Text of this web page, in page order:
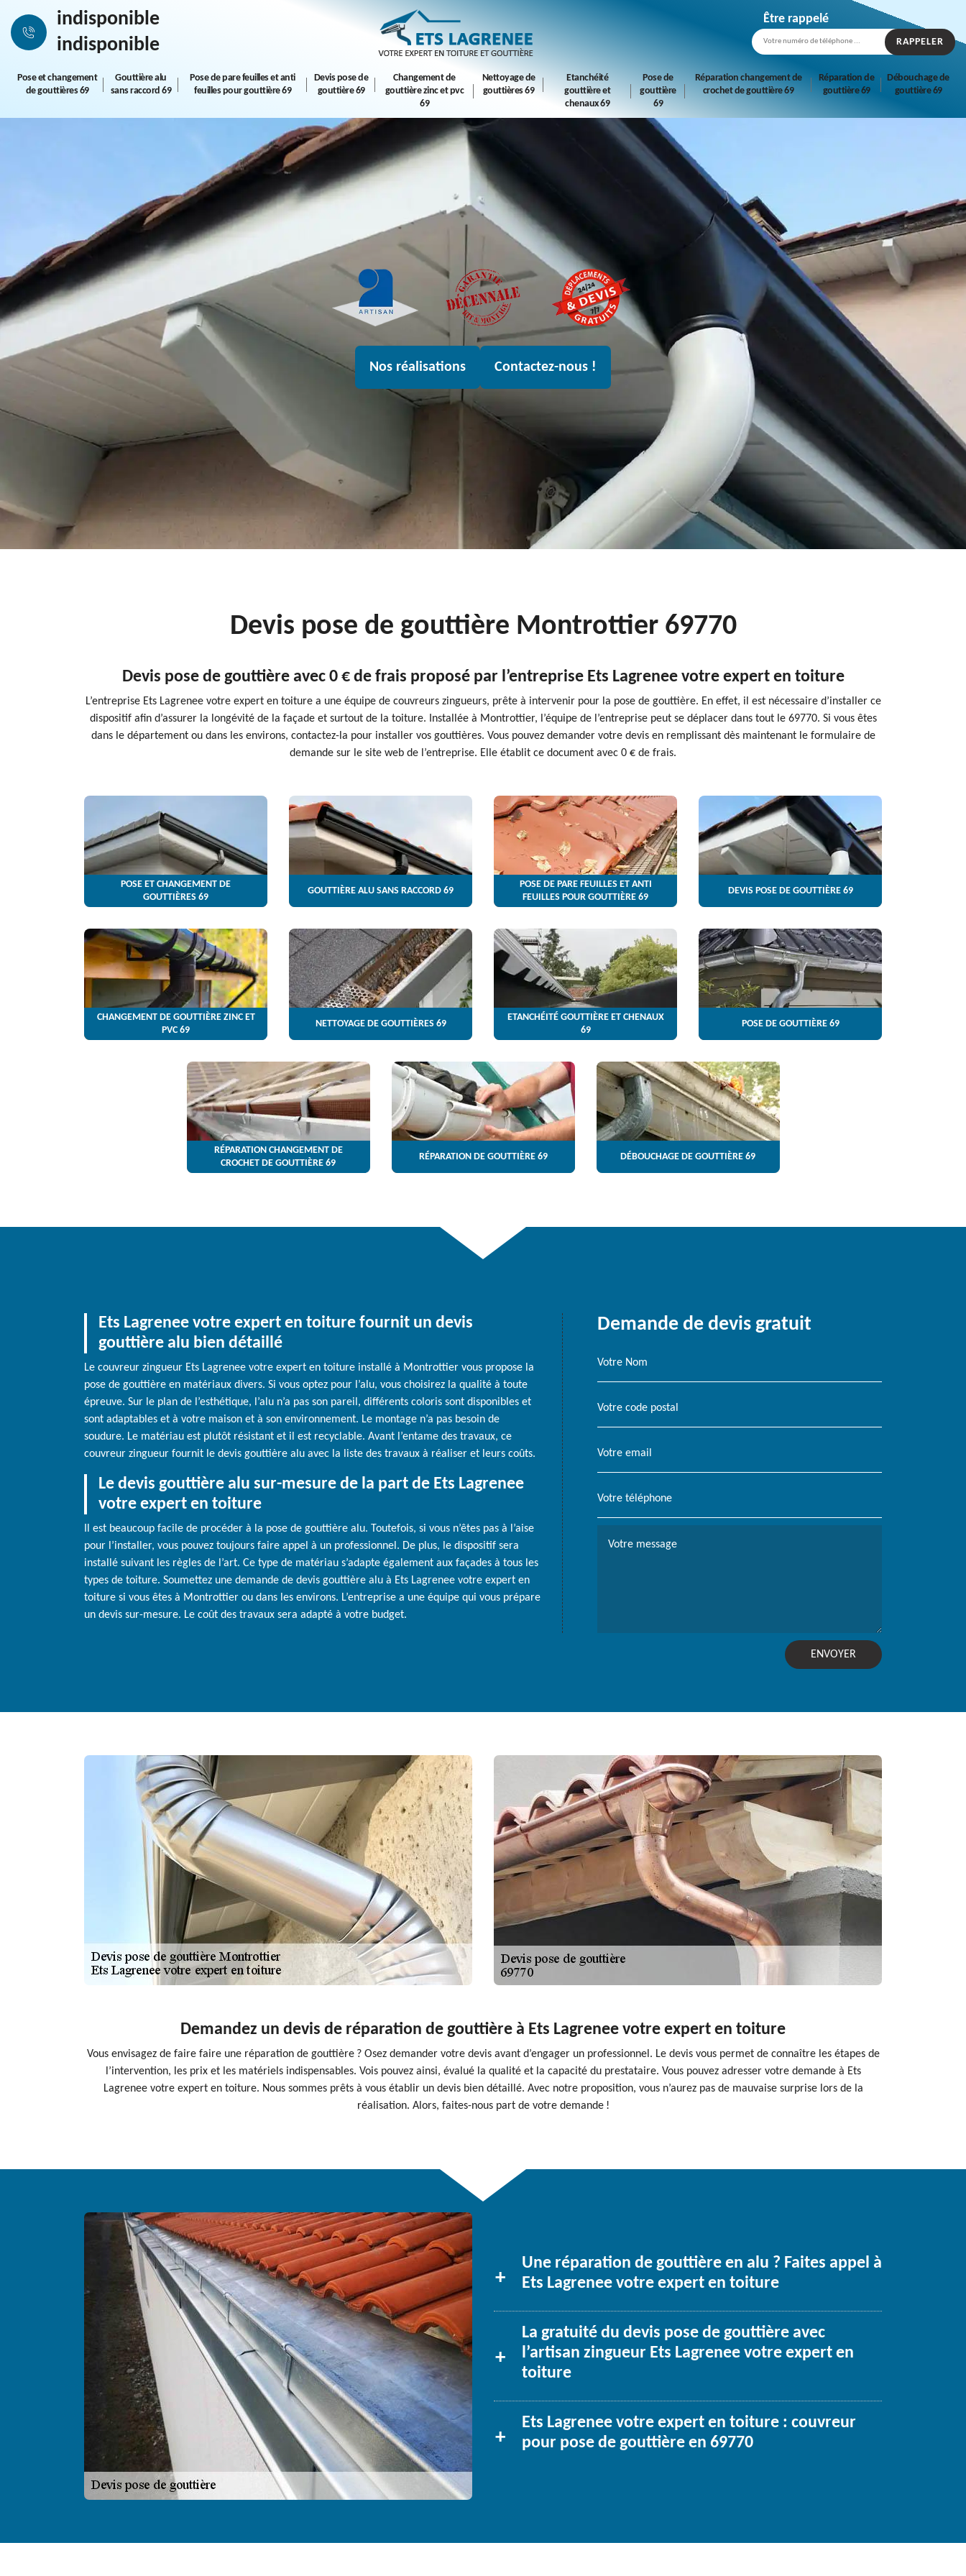
indisponible
indisponible
Être rappelé
Pose et changement
de gouttières 69
Gouttière alu
sans raccord 69
Pose de pare feuilles et anti
feuilles pour gouttière 69
Devis pose de
gouttière 69
Changement de
gouttière zinc et pvc
69
Nettoyage de
gouttières 69
Etanchéité
gouttière et
chenaux 69
Pose de
gouttière
69
Réparation changement de
crochet de gouttière 69
Réparation de
gouttière 69
Débouchage de
gouttière 69
Nos réalisations Contactez-nous !
Devis pose de gouttière Montrottier 69770
Devis pose de gouttière avec 0 € de frais proposé par l’entreprise Ets Lagrenee votre expert en toiture
L’entreprise Ets Lagrenee votre expert en toiture a une équipe de couvreurs zingueurs, prête à intervenir pour la pose de gouttière. En effet, il est nécessaire d’installer ce
dispositif afin d’assurer la longévité de la façade et surtout de la toiture. Installée à Montrottier, l’équipe de l’entreprise peut se déplacer dans tout le 69770. Si vous êtes
dans le département ou dans les environs, contactez-la pour installer vos gouttières. Vous pouvez demander votre devis en remplissant dès maintenant le formulaire de
demande sur le site web de l’entreprise. Elle établit ce document avec 0 € de frais.
POSE ET CHANGEMENT DE
GOUTTIÈRES 69
GOUTTIÈRE ALU SANS RACCORD 69
POSE DE PARE FEUILLES ET ANTI
FEUILLES POUR GOUTTIÈRE 69
DEVIS POSE DE GOUTTIÈRE 69
CHANGEMENT DE GOUTTIÈRE ZINC ET
PVC 69
NETTOYAGE DE GOUTTIÈRES 69
ETANCHÉITÉ GOUTTIÈRE ET CHENAUX
69
POSE DE GOUTTIÈRE 69
RÉPARATION CHANGEMENT DE
CROCHET DE GOUTTIÈRE 69
RÉPARATION DE GOUTTIÈRE 69 DÉBOUCHAGE DE GOUTTIÈRE 69
Ets Lagrenee votre expert en toiture fournit un devis
gouttière alu bien détaillé
Le couvreur zingueur Ets Lagrenee votre expert en toiture installé à Montrottier vous propose la
pose de gouttière en matériaux divers. Si vous optez pour l’alu, vous choisirez la qualité à toute
épreuve. Sur le plan de l’esthétique, l’alu n’a pas son pareil, différents coloris sont disponibles et
sont adaptables et à votre maison et à son environnement. Le montage n’a pas besoin de
soudure. Le matériau est plutôt résistant et il est recyclable. Avant l’entame des travaux, ce
couvreur zingueur fournit le devis gouttière alu avec la liste des travaux à réaliser et leurs coûts.
Le devis gouttière alu sur-mesure de la part de Ets Lagrenee
votre expert en toiture
Il est beaucoup facile de procéder à la pose de gouttière alu. Toutefois, si vous n’êtes pas à l’aise
pour l’installer, vous pouvez toujours faire appel à un professionnel. De plus, le dispositif sera
installé suivant les règles de l’art. Ce type de matériau s’adapte également aux façades à tous les
types de toiture. Soumettez une demande de devis gouttière alu à Ets Lagrenee votre expert en
toiture si vous êtes à Montrottier ou dans les environs. L’entreprise a une équipe qui vous prépare
un devis sur-mesure. Le coût des travaux sera adapté à votre budget.
Demande de devis gratuit
Demandez un devis de réparation de gouttière à Ets Lagrenee votre expert en toiture
Vous envisagez de faire faire une réparation de gouttière ? Osez demander votre devis avant d’engager un professionnel. Le devis vous permet de connaître les étapes de
l’intervention, les prix et les matériels indispensables. Vois pouvez ainsi, évalué la qualité et la capacité du prestataire. Vous pouvez adresser votre demande à Ets
Lagrenee votre expert en toiture. Nous sommes prêts à vous établir un devis bien détaillé. Avec notre proposition, vous n’aurez pas de mauvaise surprise lors de la
réalisation. Alors, faites-nous part de votre demande !
Une réparation de gouttière en alu ? Faites appel à
Ets Lagrenee votre expert en toiture
La gratuité du devis pose de gouttière avec
l’artisan zingueur Ets Lagrenee votre expert en
toiture
Ets Lagrenee votre expert en toiture : couvreur
pour pose de gouttière en 69770